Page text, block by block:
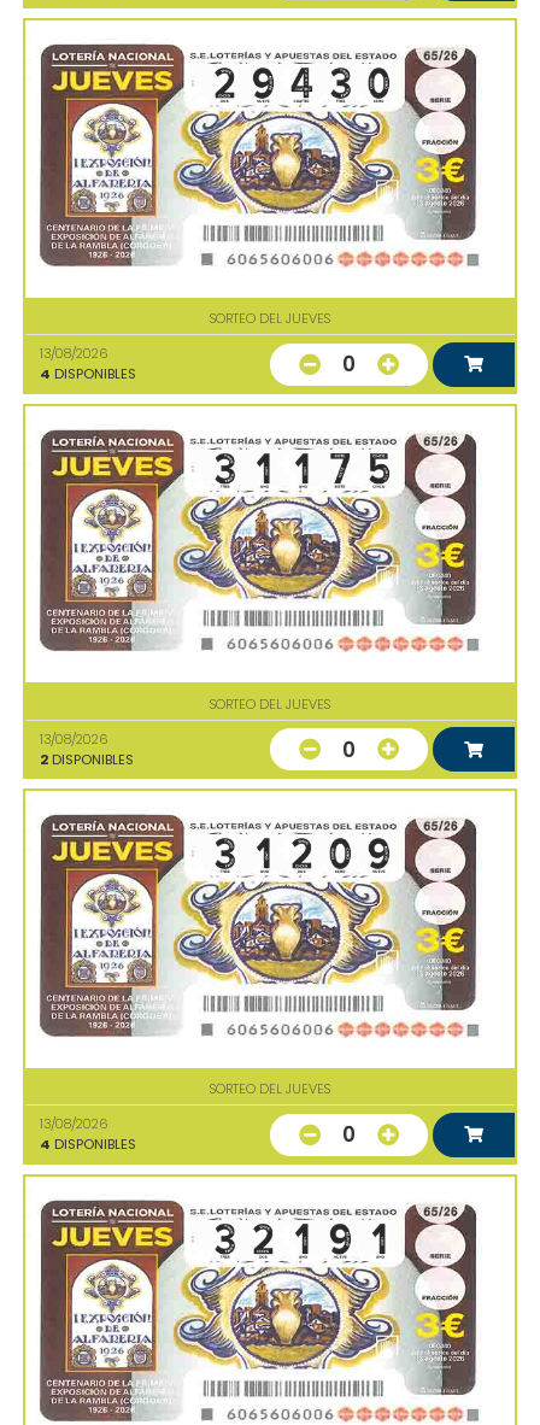
SORTEO DEL JUEVES
13/08/2026
4 DISPONIBLES 0
SORTEO DEL JUEVES
13/08/2026
2 DISPONIBLES 0
SORTEO DEL JUEVES
13/08/2026
4 DISPONIBLES 0